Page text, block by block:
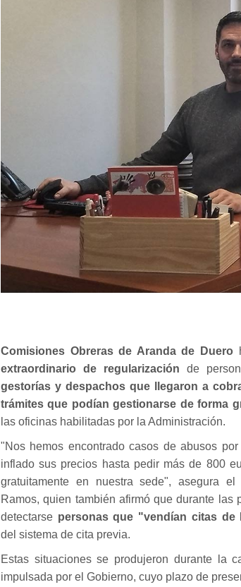
Comisiones Obreras de Aranda de Duero
extraordinario de regularización de
gestorías y despachos que llegaron a
trámites que podían gestionarse de forma
las oficinas habilitadas por la Administración.
"Nos hemos encontrado casos de abusos
inflado sus precios hasta pedir más de 800
gratuitamente en nuestra sede", asegura
Ramos, quien también afirmó que durante
detectarse personas que "vendían citas de
del sistema de cita previa.
Estas situaciones se produjeron durante la
impulsada por el Gobierno, cuyo plazo de